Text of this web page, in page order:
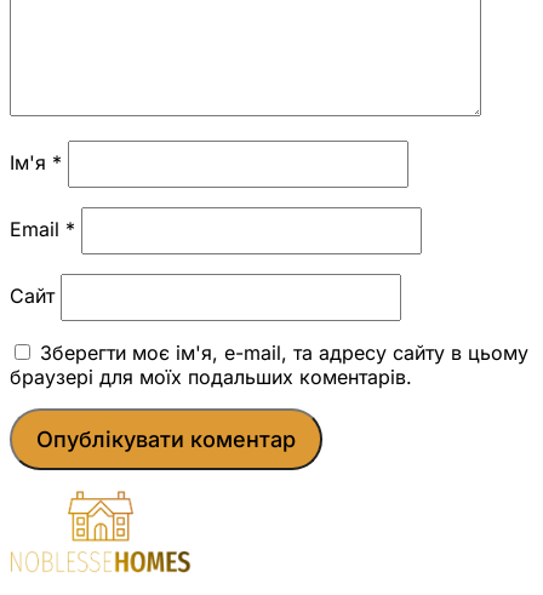
Ім'я *
Email *
Сайт
Зберегти моє ім'я, e-mail, та адресу сайту в цьому
браузері для моїх подальших коментарів.